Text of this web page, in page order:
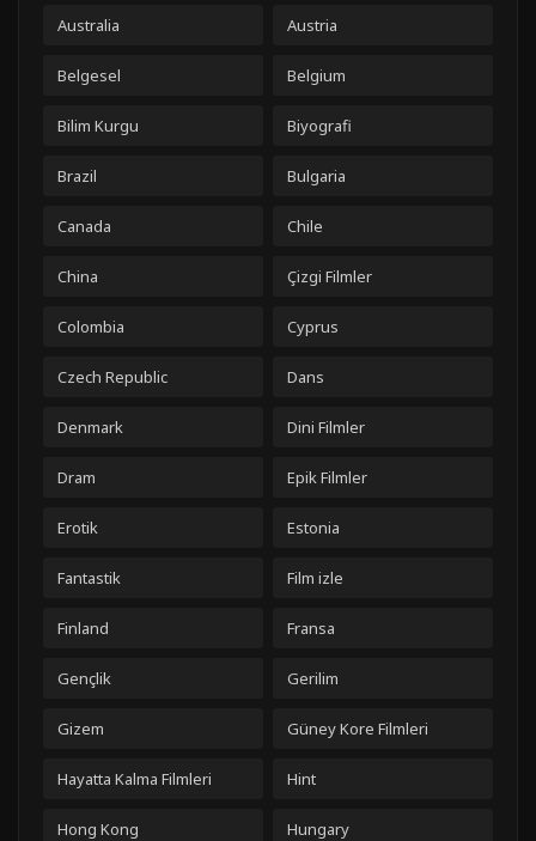
Australia Austria
Belgesel Belgium
Bilim Kurgu Biyografi
Brazil Bulgaria
Canada Chile
China Çizgi Filmler
Colombia Cyprus
Czech Republic Dans
Denmark Dini Filmler
Dram Epik Filmler
Erotik Estonia
Fantastik Film izle
Finland Fransa
Gençlik Gerilim
Gizem Güney Kore Filmleri
Hayatta Kalma Filmleri Hint
Hong Kong Hungary